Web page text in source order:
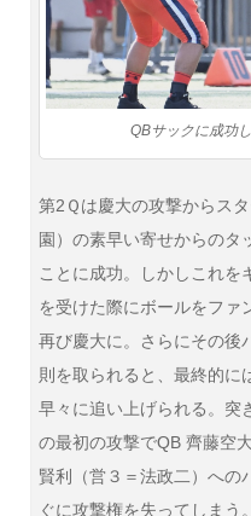
QBサックに成功
第2Ｑは慶大の攻撃からス
園）の素早い寄せからのタ
ことに成功。しかしこれを
を受けた際にボールをファ
再び慶大に。さらにその後
則を取られると、最終的に
早々に追い上げられる。突
の最初の攻撃でQB 齊藤空
賢利（営３＝法政二）への
ぐに攻撃権を失ってしまう